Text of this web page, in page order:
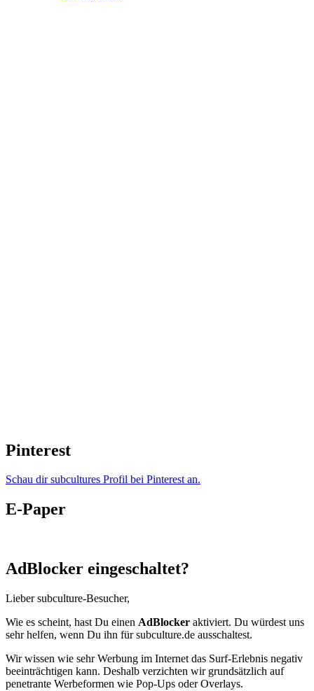
Pinterest
Schau dir subcultures Profil bei Pinterest an.
E-Paper
AdBlocker eingeschaltet?
Lieber subculture-Besucher,
Wie es scheint, hast Du einen AdBlocker aktiviert. Du würdest uns
sehr helfen, wenn Du ihn für subculture.de ausschaltest.
Wir wissen wie sehr Werbung im Internet das Surf-Erlebnis negativ
beeinträchtigen kann. Deshalb verzichten wir grundsätzlich auf
penetrante Werbeformen wie Pop-Ups oder Overlays.